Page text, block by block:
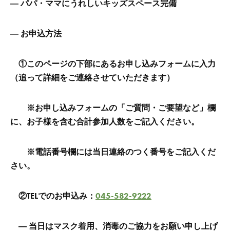
―パパ・ママにうれしいキッズスペース完備
― お申込方法
①このページの下部にあるお申し込みフォームに入力
（追って詳細をご連絡させていただきます）
※お申し込みフォームの「ご質問・ご要望など」欄
に、お子様を含む合計参加人数をご記入ください。
※電話番号欄には当日連絡のつく番号をご記入くだ
さい。
②TELでのお申込み： 045-582-9222
― 当日はマスク着用、消毒のご協力をお願い申し上げ